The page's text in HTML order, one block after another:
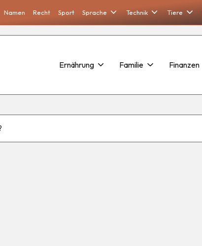
Namen Recht Sport Sprache Technik Tiere
Ernährung Familie Finanzen